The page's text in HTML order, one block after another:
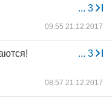
... 3
09:55 21.12.2017
... 3
08:57 21.12.2017